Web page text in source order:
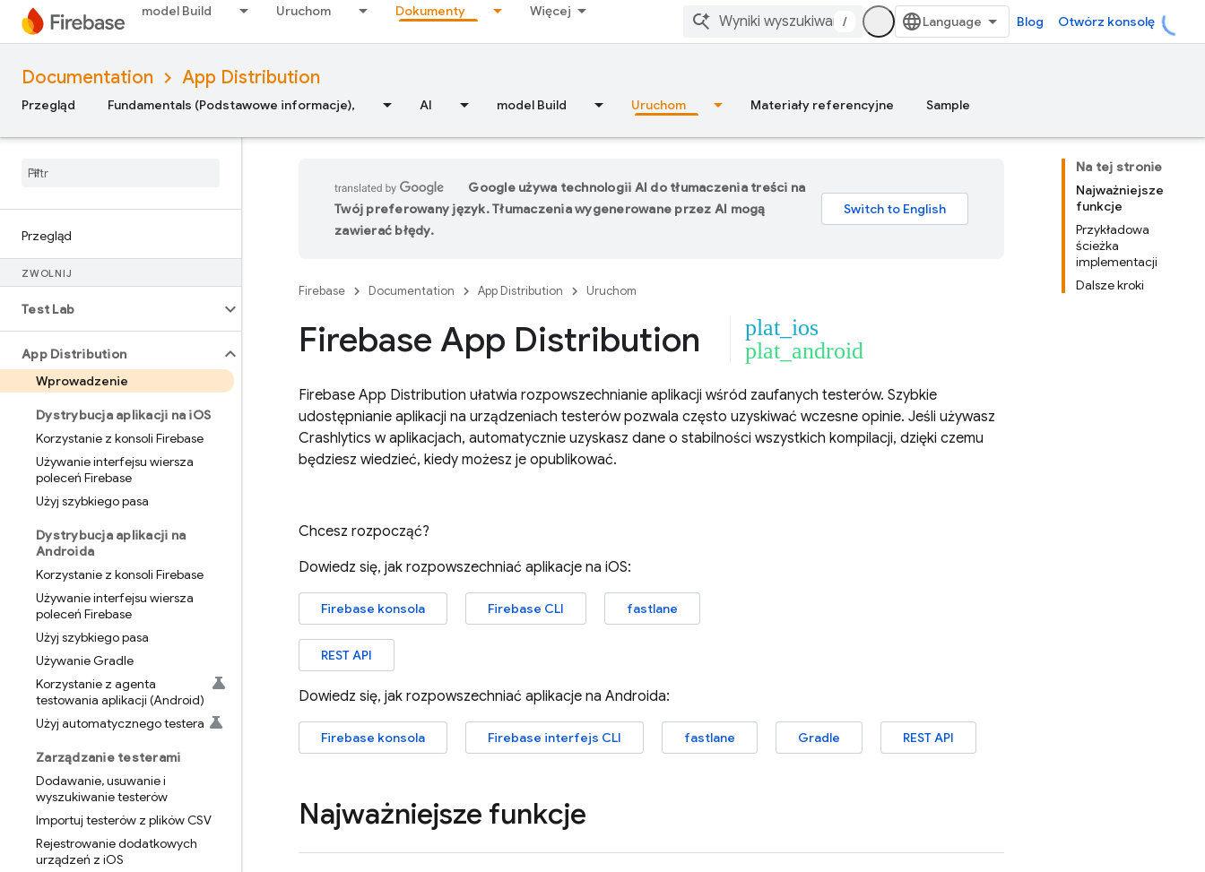
model Build Uruchom Dokumenty Więcej
/ Blog Otwórz konsolę
Documentation App Distribution
Przegląd Fundamentals (Podstawowe informacje), AI model Build Uruchom Materiały referencyjne Sample
Przegląd
ZWOLNIJ
Test Lab
App Distribution
Wprowadzenie
Dystrybucja aplikacji na iOS
Korzystanie z konsoli Firebase
Używanie interfejsu wiersza
poleceń Firebase
Użyj szybkiego pasa
Dystrybucja aplikacji na
Androida
Korzystanie z konsoli Firebase
Używanie interfejsu wiersza
poleceń Firebase
Użyj szybkiego pasa
Używanie Gradle
Korzystanie z agenta
testowania aplikacji (Android)
Użyj automatycznego testera
Zarządzanie testerami
Dodawanie,usuwanie i
wyszukiwanie testerów
Importuj testerów z plików CSV
Rejestrowanie dodatkowych
urządzeń z iOS
Na tej stronie
Najważniejsze
funkcje
Przykładowa
ścieżka
implementacji
Dalsze kroki
Google używa technologii AI do tłumaczenia treści na
Twój preferowany język. Tłumaczenia wygenerowane przez AI mogą
zawierać błędy.
Firebase Documentation App Distribution Uruchom
Firebase App Distribution
plat_ios
plat_android
Firebase App Distribution ułatwia rozpowszechnianie aplikacji wśród zaufanych testerów. Szybkie
udostępnianie aplikacji na urządzeniach testerów pozwala często uzyskiwać wczesne opinie. Jeśli używasz
Crashlytics w aplikacjach, automatycznie uzyskasz dane o stabilności wszystkich kompilacji, dzięki czemu
będziesz wiedzieć, kiedy możesz je opublikować.
Chcesz rozpocząć?
Dowiedz się, jak rozpowszechniać aplikacje na iOS:
Firebase konsola Firebase CLI fastlane
REST API
Dowiedz się, jak rozpowszechniać aplikacje na Androida:
Firebase konsola Firebase interfejs CLI fastlane Gradle REST API
Najważniejsze funkcje